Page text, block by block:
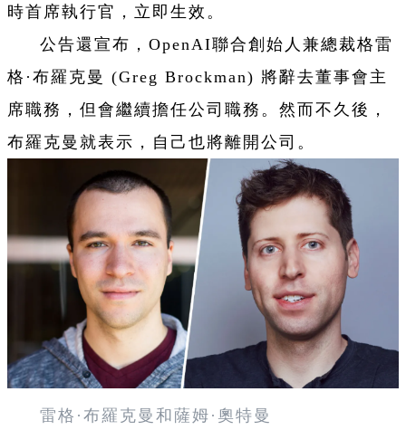
時首席執行官，立即生效。
公告還宣布，OpenAI聯合創始人兼總裁格雷
格·布羅克曼 (Greg Brockman) 將辭去董事會主
席職務，但會繼續擔任公司職務。然而不久後，
布羅克曼就表示，自己也將離開公司。
雷格·布羅克曼和薩姆·奧特曼